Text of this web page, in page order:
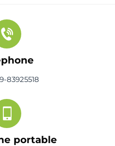
83925518
portable